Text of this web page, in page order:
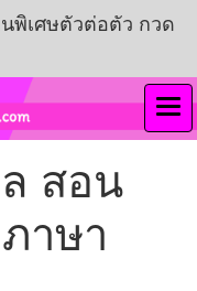
พิเศษตัวต่อตัว กวด
สอน
าษา